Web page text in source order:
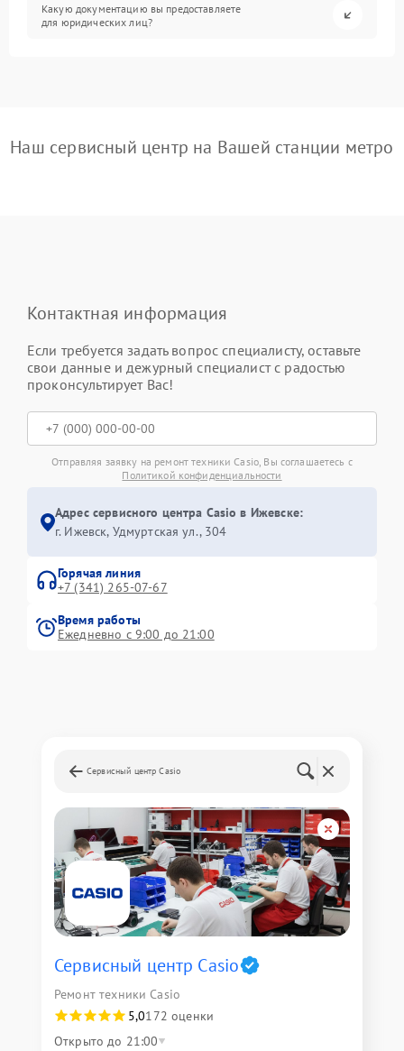
Какую документацию вы предоставляете
для юридических лиц?
Наш сервисный центр на Вашей станции метро
Контактная информация
Если требуется задать вопрос специалисту, оставьте
свои данные и дежурный специалист с радостью
проконсультирует Вас!
Отправляя заявку на ремонт техники Casio, Вы соглашаетесь с
Политикой конфиденциальности
Адрес сервисного центра Casio в Ижевске:
г. Ижевск, Удмуртская ул., 304
Горячая линия
+7 (341) 265-07-67
Время работы
Ежедневно с 9:00 до 21:00
Сервисный центр Casio
Сервисный центр Casio
Ремонт техники Casio
5,0172 оценки
Открыто до 21:00